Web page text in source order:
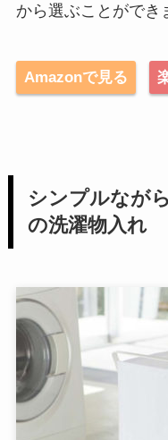
から選ぶことができ
Amazonで見る
シンプルなが
の洗濯物入れ